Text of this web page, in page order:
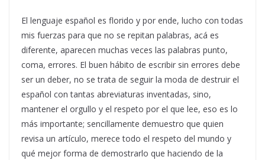
El lenguaje español es florido y por ende, lucho con todas
mis fuerzas para que no se repitan palabras, acá es
diferente, aparecen muchas veces las palabras punto,
coma, errores. El buen hábito de escribir sin errores debe
ser un deber, no se trata de seguir la moda de destruir el
español con tantas abreviaturas inventadas, sino,
mantener el orgullo y el respeto por el que lee, eso es lo
más importante; sencillamente demuestro que quien
revisa un artículo, merece todo el respeto del mundo y
qué mejor forma de demostrarlo que haciendo de la